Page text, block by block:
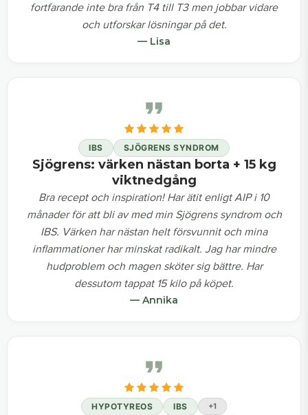
fortfarande inte bra från T4 till T3 men jobbar vidare
och utforskar lösningar på det.
— Lisa
IBS SJÖGRENS SYNDROM
Sjögrens: värken nästan borta + 15 kg
viktnedgång
Bra recept och inspiration! Har ätit enligt AIP i 10
månader för att bli av med min Sjögrens syndrom och
IBS. Värken har nästan helt försvunnit och mina
inflammationer har minskat radikalt. Jag har mindre
hudproblem och magen sköter sig bättre. Har
dessutom tappat 15 kilo på köpet.
— Annika
HYPOTYREOS IBS +1